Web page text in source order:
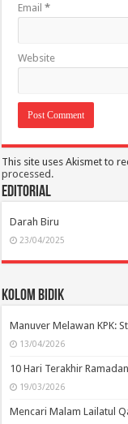
Email*
Website
This site uses Akismet to
processed.
Editorial
Darah Biru
23/04/2025
Kolom Bidik
Manuver Melawan KPK:
13/04/2026
10 Hari Terakhir
19/03/2026
Mencari Malam Lailatul